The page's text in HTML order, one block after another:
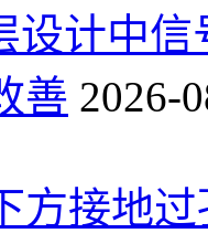
设计中
善 2026-
方接地